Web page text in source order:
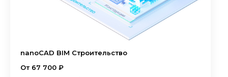
nanoCAD BIM Строительство
От 67 700 ₽